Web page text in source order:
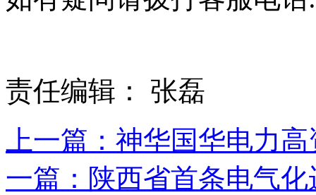
责任编辑： 张磊
上一篇：神华国华电力
一篇：陕西省首条电气